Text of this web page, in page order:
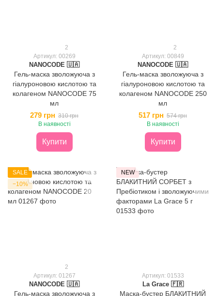
2
Артикул: 00269
NANOCODE 🇺🇦
Гель-маска зволожуюча з
гіалуроновою кислотою та
колагеном NANOCODE 75
мл
279 грн 310 грн
В наявності
Купити
2
Артикул: 00849
NANOCODE 🇺🇦
Гель-маска зволожуюча з
гіалуроновою кислотою та
колагеном NANOCODE 250
мл
517 грн 574 грн
В наявності
Купити
SALE
−10%
2
Артикул: 01267
NANOCODE 🇺🇦
Гель-маска зволожуюча з
NEW
Артикул: 01533
La Grace 🇫🇷
Маска-бустер БЛАКИТНИЙ